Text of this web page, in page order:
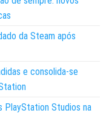
da Steam após
e consolida-se
PlayStation Studios na